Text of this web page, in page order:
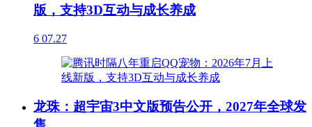
版，支持3D互动与成长养成
6 07.27
龙珠：超宇宙3中文版预告公开，2027年全球发